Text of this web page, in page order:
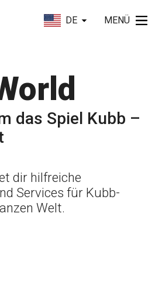
DE MENÜ
das Spiel Kubb –
dir hilfreiche
Services für Kubb-
Welt.